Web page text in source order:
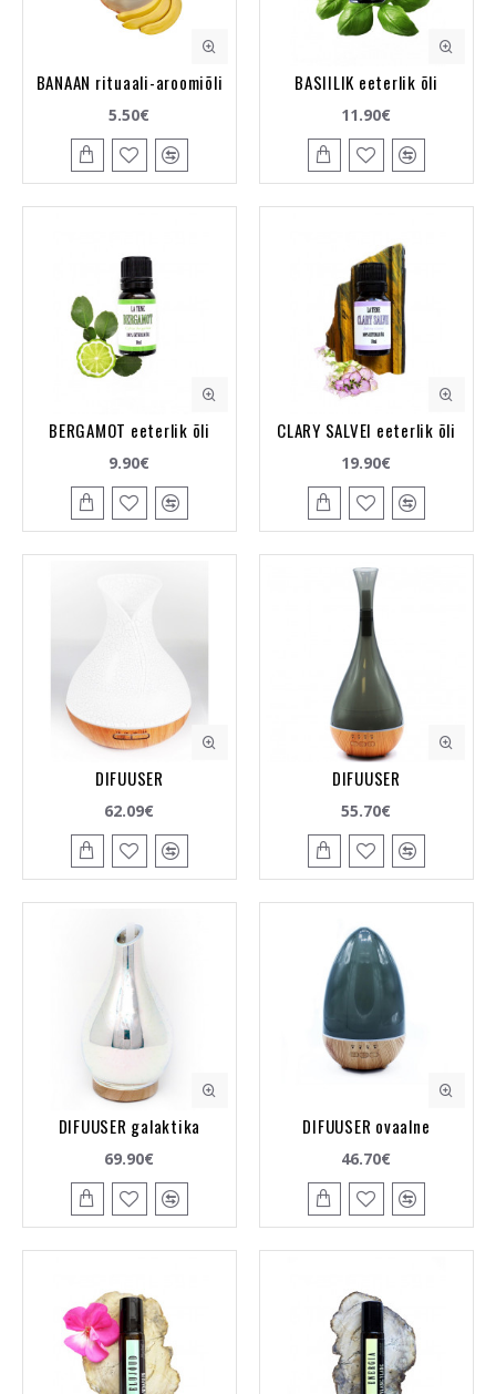
BANAAN rituaali-aroomiõli
5.50€
BASIILIK eeterlik õli
11.90€
BERGAMOT eeterlik õli
9.90€
CLARY SALVEI eeterlik õli
19.90€
DIFUUSER
62.09€
DIFUUSER
55.70€
DIFUUSER galaktika
69.90€
DIFUUSER ovaalne
46.70€